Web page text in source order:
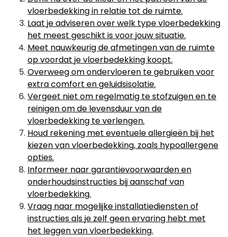
vloerbedekking in relatie tot de ruimte.
Laat je adviseren over welk type vloerbedekking
het meest geschikt is voor jouw situatie.
Meet nauwkeurig de afmetingen van de ruimte
op voordat je vloerbedekking koopt.
Overweeg om ondervloeren te gebruiken voor
extra comfort en geluidsisolatie.
Vergeet niet om regelmatig te stofzuigen en te
reinigen om de levensduur van de
vloerbedekking te verlengen.
Houd rekening met eventuele allergieën bij het
kiezen van vloerbedekking, zoals hypoallergene
opties.
Informeer naar garantievoorwaarden en
onderhoudsinstructies bij aanschaf van
vloerbedekking.
Vraag naar mogelijke installatiediensten of
instructies als je zelf geen ervaring hebt met
het leggen van vloerbedekking.